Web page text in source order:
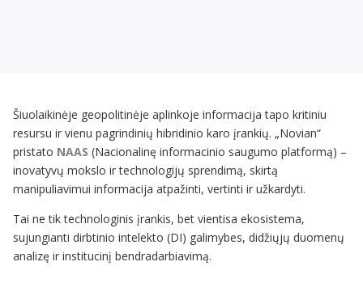
Šiuolaikinėje geopolitinėje aplinkoje informacija tapo kritiniu
resursu ir vienu pagrindinių hibridinio karo įrankių. „Novian“
pristato NAAS (Nacionalinę informacinio saugumo platformą) –
inovatyvų mokslo ir technologijų sprendimą, skirtą
manipuliavimui informacija atpažinti, vertinti ir užkardyti.
Tai ne tik technologinis įrankis, bet vientisa ekosistema,
sujungianti dirbtinio intelekto (DI) galimybes, didžiųjų duomenų
analizę ir institucinį bendradarbiavimą.